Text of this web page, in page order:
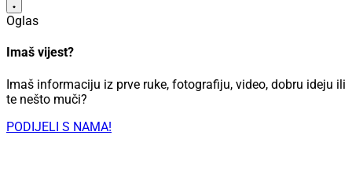
Oglas
Imaš vijest?
Imaš informaciju iz prve ruke, fotografiju, video, dobru ideju ili
te nešto muči?
PODIJELI S NAMA!